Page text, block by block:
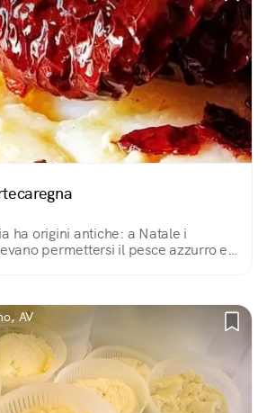
ha origini antiche: a Natale i
permettersi il pesce azzurro e
AV